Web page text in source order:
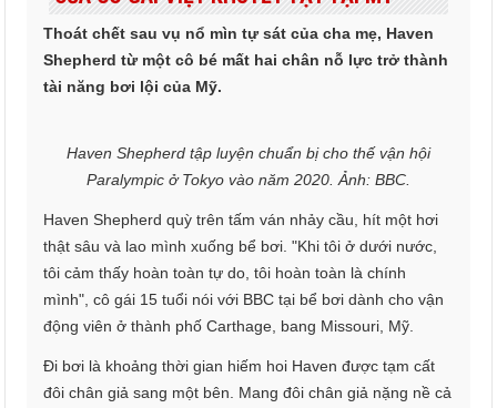
Thoát chết sau vụ nổ mìn tự sát của cha mẹ, Haven
Shepherd từ một cô bé mất hai chân nỗ lực trở thành
tài năng bơi lội của Mỹ.
Haven Shepherd tập luyện chuẩn bị cho thế vận hội
Paralympic ở Tokyo vào năm 2020. Ảnh: BBC.
Haven Shepherd quỳ trên tấm ván nhảy cầu, hít một hơi
thật sâu và lao mình xuống bể bơi. "Khi tôi ở dưới nước,
tôi cảm thấy hoàn toàn tự do, tôi hoàn toàn là chính
mình", cô gái 15 tuổi nói với BBC tại bể bơi dành cho vận
động viên ở thành phố Carthage, bang Missouri, Mỹ.
Đi bơi là khoảng thời gian hiếm hoi Haven được tạm cất
đôi chân giả sang một bên. Mang đôi chân giả nặng nề cả